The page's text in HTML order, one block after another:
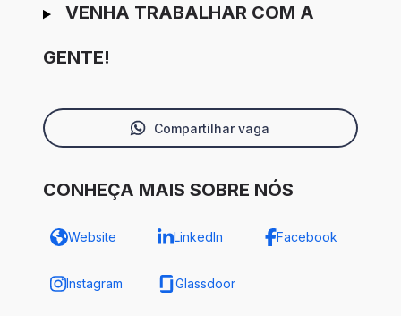
VENHA TRABALHAR COM A
GENTE!
Compartilhar vaga
CONHEÇA MAIS SOBRE NÓS
Website LinkedIn Facebook
Instagram Glassdoor